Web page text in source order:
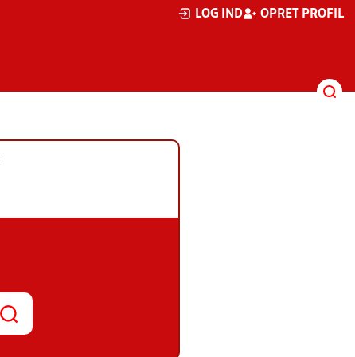
LOG IND OPRET PROFIL